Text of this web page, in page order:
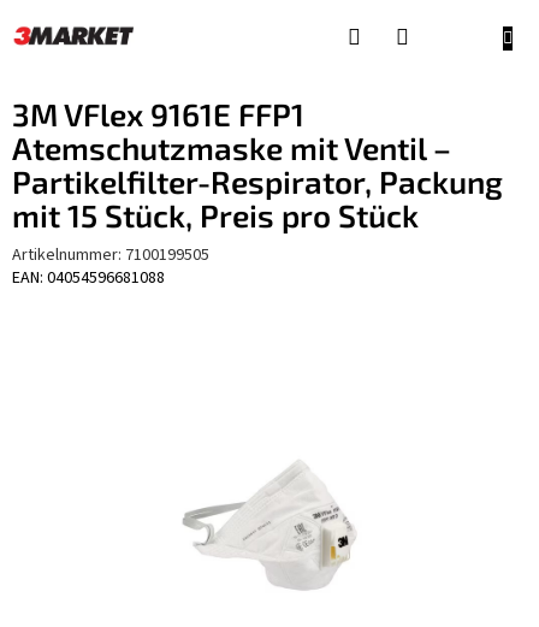
Inhalt
3M VFlex 9161E FFP1
Atemschutzmaske mit Ventil –
Partikelfilter-Respirator, Packung
mit 15 Stück, Preis pro Stück
Artikelnummer: 7100199505
EAN: 04054596681088